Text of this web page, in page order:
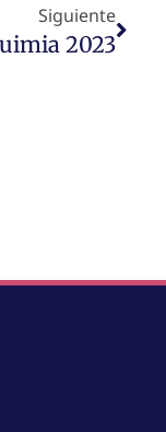
Siguiente
2023